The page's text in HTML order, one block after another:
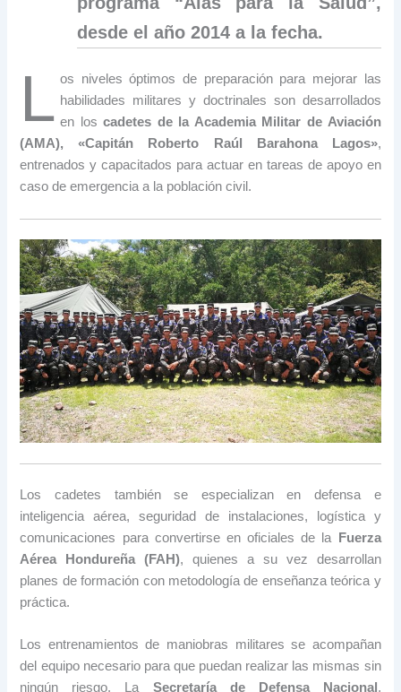
desde el año 2014 a la fecha.
L os niveles óptimos de preparación para mejorar las
habilidades militares y doctrinales son desarrollados
en loscadetes de la Academia Militar de Aviación
(AMA), «Capitán Roberto Raúl Barahona Lagos»,
entrenados y capacitados para actuar en tareas de apoyo en
caso de emergencia a la población civil.
Los cadetes también se especializan en defensa e
inteligencia aérea, seguridad de instalaciones, logística y
comunicaciones para convertirse en oficiales de la
Fuerza
Aérea Hondureña (FAH), quienes a su vez desarrollan
planes de formación con metodología de enseñanza teórica y
práctica.
Los entrenamientos de maniobras militares se acompañan
del equipo necesario para que puedan realizar las mismas sin
ningún riesgo. La Secretaría de Defensa Nacional ,